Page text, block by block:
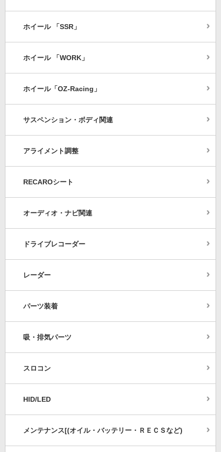
ホイール 「SSR」
ホイール 「WORK」
ホイール「OZ-Racing」
サスペンション・ボディ関連
アライメント調整
RECAROシート
オーディオ・ナビ関連
ドライブレコーダー
レーダー
パーツ装着
吸・排気パーツ
スロコン
HID/LED
メンテナンス[(オイル・バッテリー・ＲＥＣＳなど)